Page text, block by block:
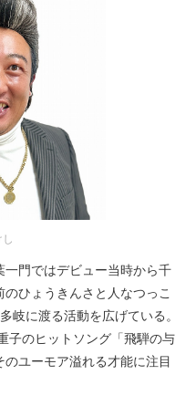
門ではデビュー当時から千
ひょうきんさと人なつっこ
岐に渡る活動を広げている。
子のヒットソング「飛騨の与
ユーモア溢れる才能に注目